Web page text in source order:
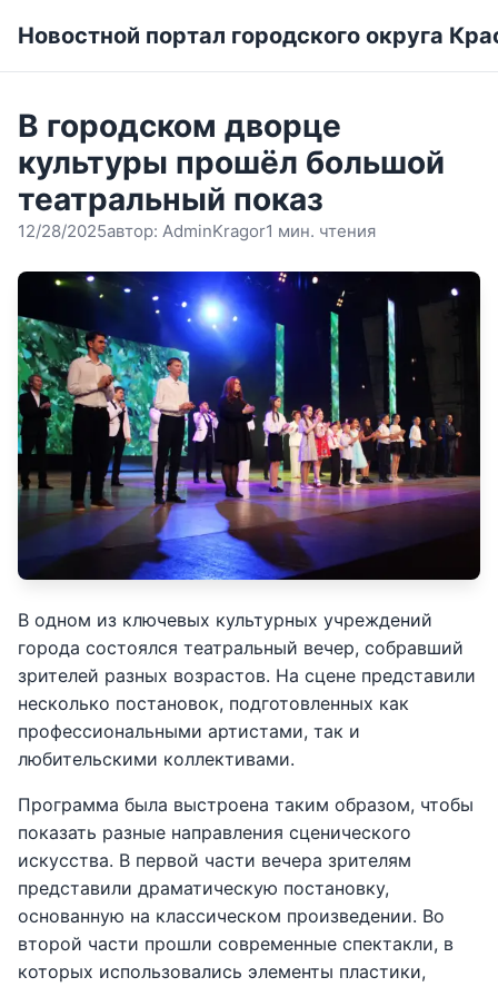
Новостной портал городского округа
В городском дворце
культуры прошёл большой
театральный показ
12/28/2025автор: AdminKragor1 мин. чтения
В одном из ключевых культурных учреждений
города состоялся театральный вечер, собравший
зрителей разных возрастов. На сцене представили
несколько постановок, подготовленных как
профессиональными артистами, так и
любительскими коллективами.
Программа была выстроена таким образом, чтобы
показать разные направления сценического
искусства. В первой части вечера зрителям
представили драматическую постановку,
основанную на классическом произведении. Во
второй части прошли современные спектакли, в
которых использовались элементы пластики,